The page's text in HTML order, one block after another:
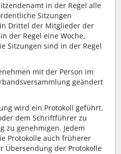
in der Regel alle
Sitzungen
Drittel der Mitglieder der
der Regel eine Woche,
Sitzungen sind in der Regel
mit der Person im
geändert
wird ein Protokoll geführt,
dem Schriftführer zu
zu genehmigen. Jedem
Protokolle auch früherer
Übersendung der Protokolle